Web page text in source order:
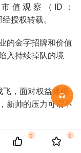
值观察（ID：
授权转载。
的金字招牌和价值
入持续掉队的境
，面对权益规模
新帅的压力可谓不
0 0